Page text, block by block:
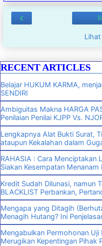
‹
RECENT ARTICLES
Belajar HUKUM KARMA,
SENDIRI
Ambiguitas Makna HARGA
Penilaian Penilai KJPP Vs.
Lengkapnya Alat Bukti Surat,
ataupun Kekalahan dalam
RAHASIA : Cara Menciptakan
Siakan Kesempatan Menanam
Kredit Sudah Dilunasi, namun
BLACKLIST Perbankan,
Mengapa yang Ditagih
Menagih Hutang? Ini
Mengabulkan Permohonan
Merugikan Kepentingan Pihak